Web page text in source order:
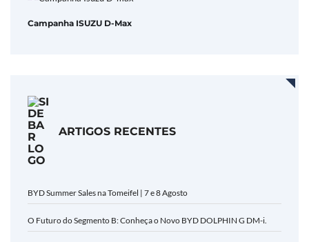
Campanha ISUZU D-Max
ARTIGOS RECENTES
BYD Summer Sales na Tomeifel | 7 e 8 Agosto
O Futuro do Segmento B: Conheça o Novo BYD DOLPHIN G DM-i.